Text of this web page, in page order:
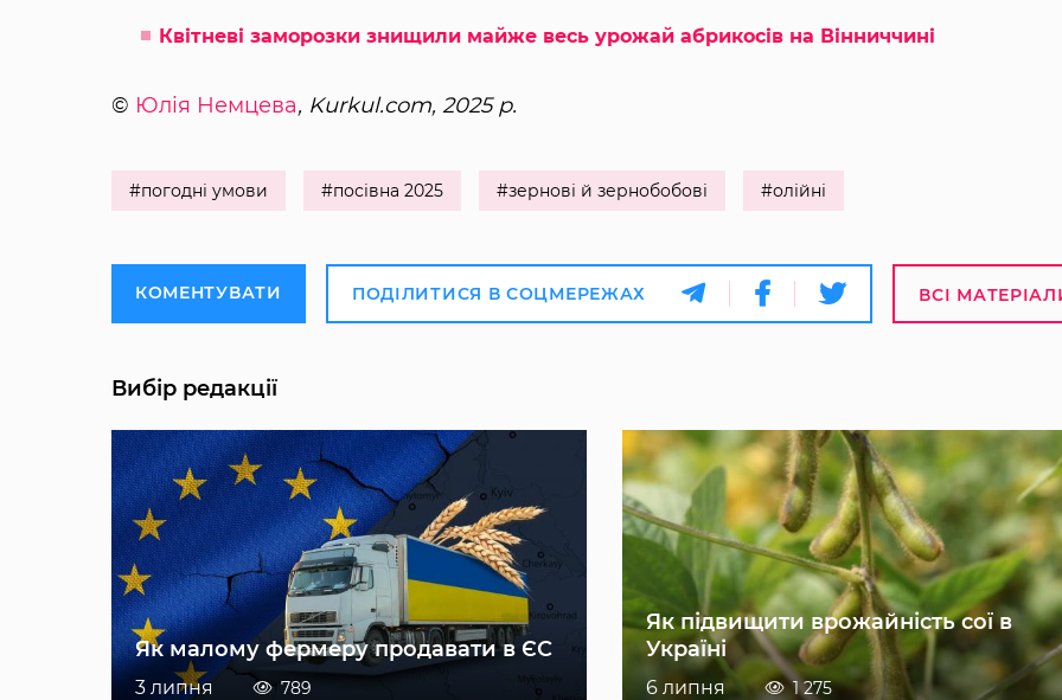
Квітневі заморозки знищили майже весь урожай абрикосів на Вінниччині
© Юлія Немцева, Kurkul.com, 2025 р.
#погодні умови #посівна 2025 #зернові й зернобобові #олійні
КОМЕНТУВАТИ ПОДІЛИТИСЯ В СОЦМЕРЕЖАХ ВСІ
Вибір редакції
Як малому фермеру продавати в ЄС
3 липня 789
Як підвищити врожайність сої в
Україні
6 липня 1 275